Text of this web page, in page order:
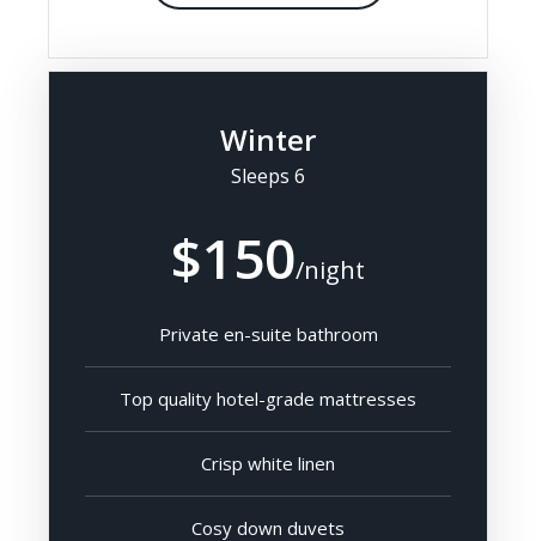
Winter
Sleeps 6
$150/night
Private en-suite bathroom
Top quality hotel-grade mattresses
Crisp white linen
Cosy down duvets